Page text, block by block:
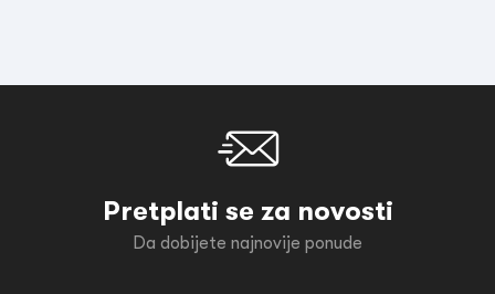
Pretplati se za novosti
Da dobijete najnovije ponude